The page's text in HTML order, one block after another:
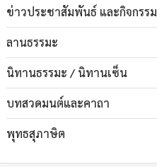
ข่าวประชาสัมพันธ์ และกิจกรรม
ลานธรรมะ
นิทานธรรมะ / นิทานเซ็น
บทสวดมนต์และคาถา
พุทธสุภาษิต